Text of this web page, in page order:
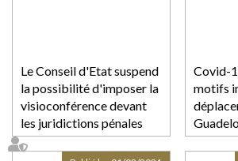
Le Conseil d'Etat suspend
la possibilité d'imposer la
visioconférence devant
les juridictions pénales
Covid-
motifs
ce